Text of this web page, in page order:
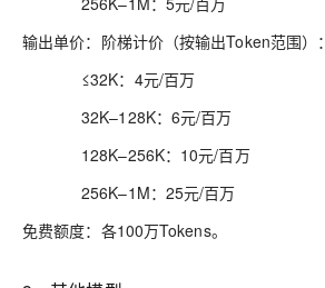
输出单价：阶梯计价（按输出Token范围）：
≤32K：4元/百万
32K–128K：6元/百万
128K–256K：10元/百万
256K–1M：25元/百万
免费额度：各100万Tokens。